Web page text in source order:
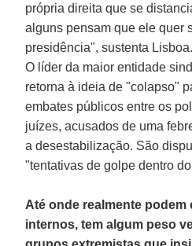
própria direita que se
alguns pensam que ele quer
presidência", sustenta Lisboa.
O líder da maior entidade
retorna à ideia de "colapso"
embates públicos entre os
juízes, acusados de uma
a desestabilização. São
"tentativas de golpe dentro
Até onde realmente
internos, tem algum peso